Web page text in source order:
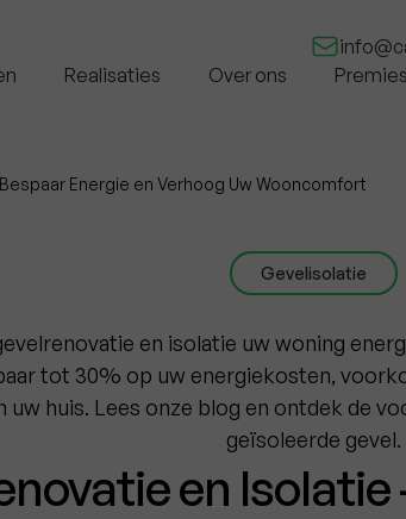
Realisaties Over ons Premies
Energie en Verhoog Uw Wooncomfort
Gevelisolatie
en isolatie uw woning
tot 30% op uw energiekosten,
uw huis. Lees onze blog en ontdek de
geïsoleerde gevel.
en Isolatie